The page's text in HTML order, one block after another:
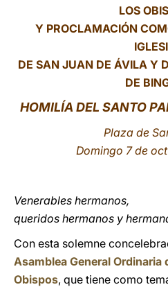
LOS
Y PROCLAMACIÓN
DE SAN JUAN DE ÁVILA Y
DE
HOMILÍA DEL SANTO
Plaza de
Domingo 7 de
Venerables hermanos,
queridos hermanos y
Con esta solemne
Asamblea General Ordinaria
Obispos, que tiene como